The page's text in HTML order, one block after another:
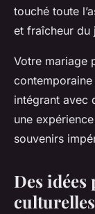
touché toute
et fraîcheur du
Votre mariage
intégrant avec
une
souvenirs
Des